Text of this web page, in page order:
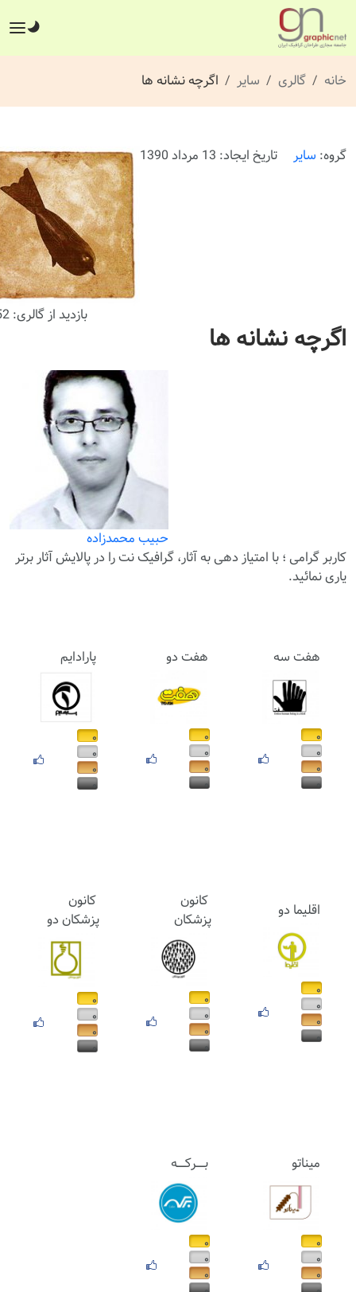
خانه گالری سایر اگرچه نشانه ها
گروه: سایر تاریخ ایجاد: 13 مرداد 1390
بازدید از گالری: 552 بار
اگرچه نشانه ها
حبیب محمدزاده
کاربر گرامی ؛ با امتیاز دهیبه آثار، گرافیک نت را در پالایش آثار برتر
یاری نمائید.
هفت سه
۰
۰
۰
۰
هفت دو
۰
۰
۰
۰
پارادایم
۰
۰
۰
۰
اقلیما دو
۰
۰
۰
۰
کانون
پزشکان
۰
۰
۰
۰
کانون
پزشکان دو
۰
۰
۰
۰
میناتو
۰
۰
۰
بـــــرکـــــه
۰
۰
۰